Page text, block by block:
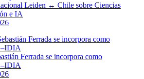
Leiden ↔ Chile sobre Ciencias
e IA
Ferrada se incorpora como